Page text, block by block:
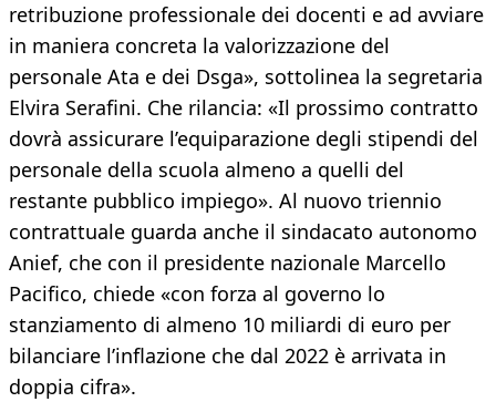
retribuzione professionale dei docenti e ad avviare
in maniera concreta la valorizzazione del
personale Ata e dei Dsga», sottolinea la segretaria
Elvira Serafini. Che rilancia: «Il prossimo contratto
dovrà assicurare l’equiparazione degli stipendi del
personale della scuola almeno a quelli del
restante pubblico impiego». Al nuovo triennio
contrattuale guarda anche il sindacato autonomo
Anief, che con il presidente nazionale Marcello
Pacifico, chiede «con forza al governo lo
stanziamento di almeno 10 miliardi di euro per
bilanciare l’inflazione che dal 2022 è arrivata in
doppia cifra».